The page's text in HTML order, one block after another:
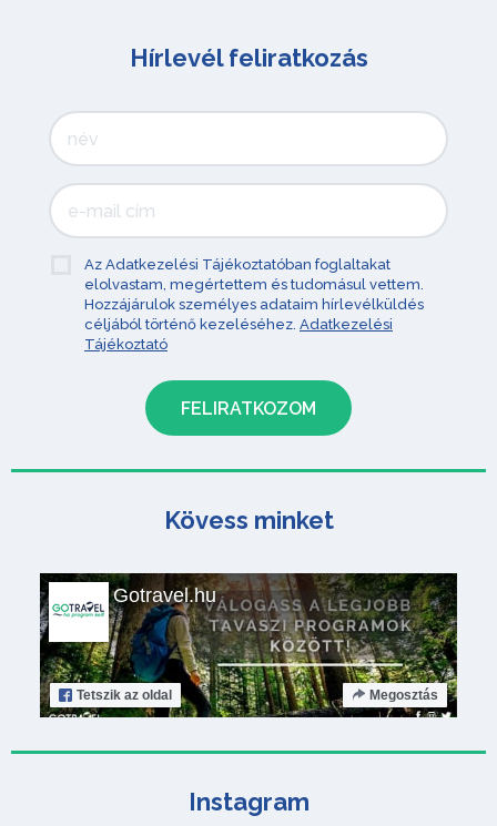
Hírlevél feliratkozás
Az Adatkezelési Tájékoztatóban foglaltakat
elolvastam, megértettem és tudomásul vettem.
Hozzájárulok személyes adataim hírlevélküldés
céljából történő kezeléséhez. Adatkezelési
Tájékoztató
Kövess minket
Gotravel.hu
Tetszik az oldal Megosztás
Instagram